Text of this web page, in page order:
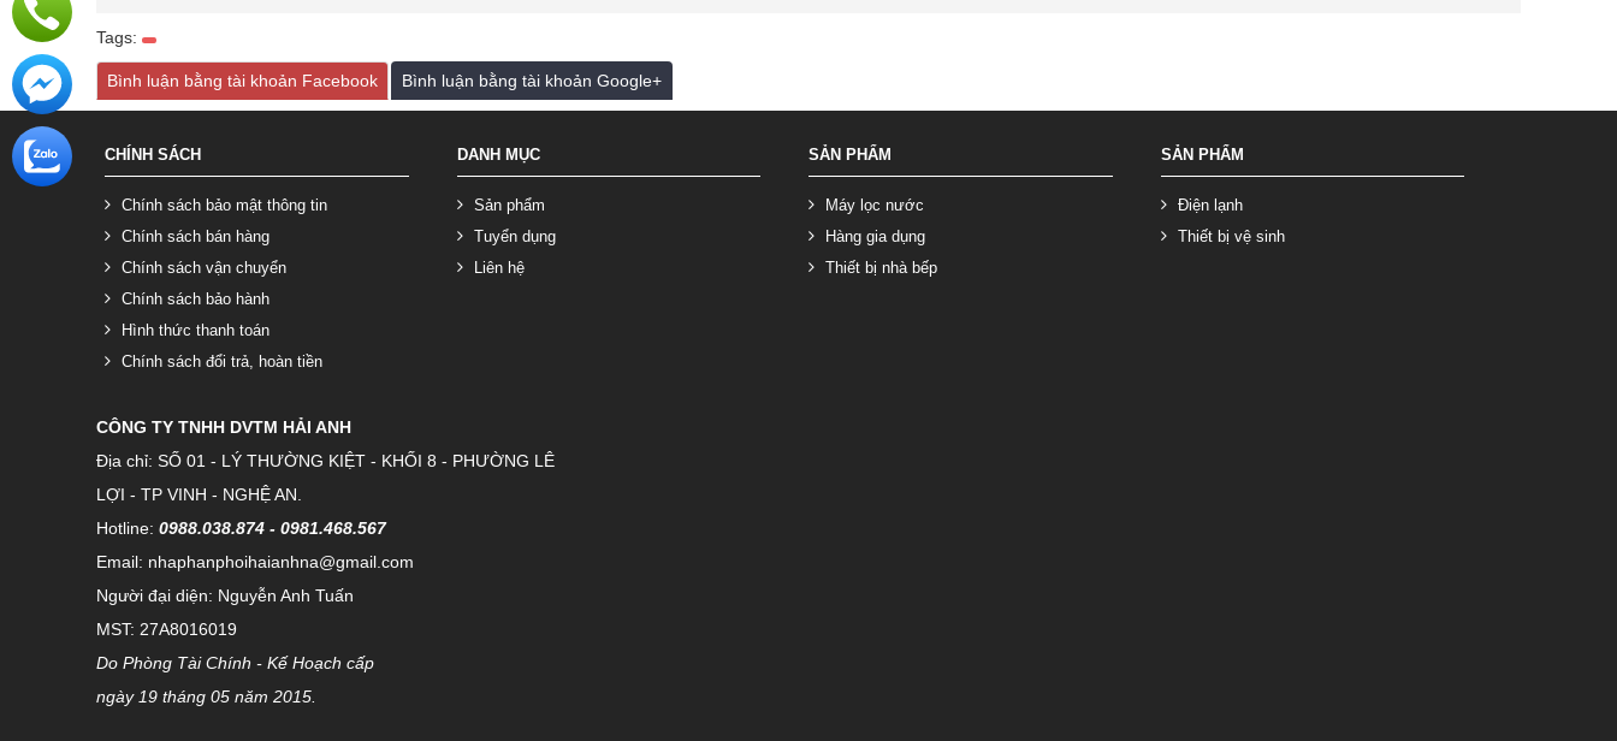
Tags:
Bình luận bằng tài khoản Facebook Bình luận bằng tài khoản Google+
CHÍNH SÁCH
Chính sách bảo mật thông tin
Chính sách bán hàng
Chính sách vận chuyển
Chính sách bảo hành
Hình thức thanh toán
Chính sách đổi trả, hoàn tiền
DANH MỤC
Sản phẩm
Tuyển dụng
Liên hệ
SẢN PHẨM
Máy lọc nước
Hàng gia dụng
Thiết bị nhà bếp
SẢN PHẨM
Điện lạnh
Thiết bị vệ sinh
CÔNG TY TNHH DVTM HẢI ANH
Địa chỉ: SỐ 01 - LÝ THƯỜNG KIỆT - KHỐI 8 - PHƯỜNG LÊ
LỢI - TP VINH - NGHỆ AN.
Hotline: 0988.038.874 - 0981.468.567
Email: nhaphanphoihaianhna@gmail.com
Người đại diện: Nguyễn Anh Tuấn
MST: 27A8016019
Do Phòng Tài Chính - Kế Hoạch cấp
ngày 19 tháng 05 năm 2015.